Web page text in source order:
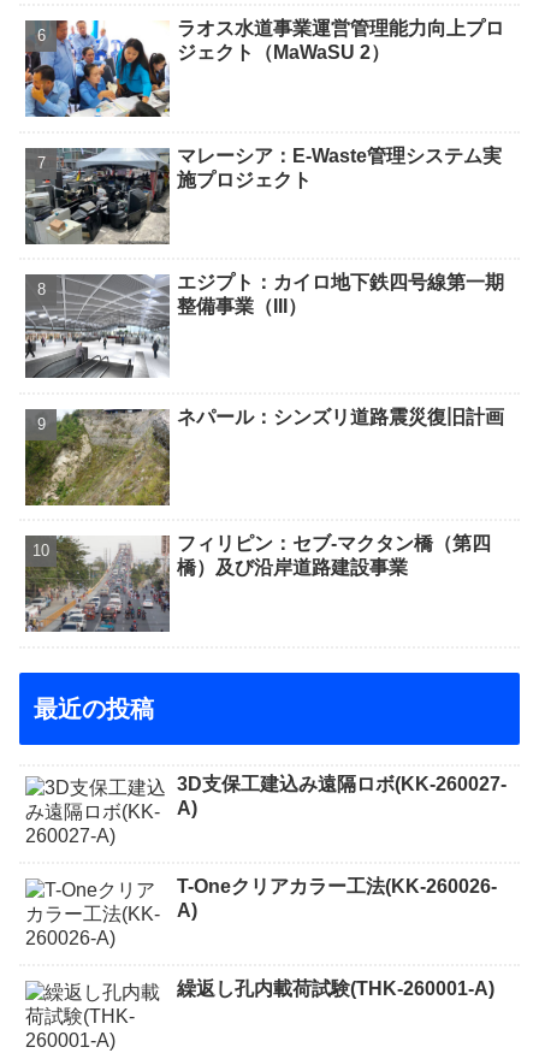
ラオス水道事業運営管理能力向上プロ
ジェクト（MaWaSU 2）
マレーシア：E-Waste管理システム実
施プロジェクト
エジプト：カイロ地下鉄四号線第一期
整備事業（III）
ネパール：シンズリ道路震災復旧計画
フィリピン：セブ-マクタン橋（第四
橋）及び沿岸道路建設事業
最近の投稿
3D支保工建込み遠隔ロボ(KK-260027-
A)
T-Oneクリアカラー工法(KK-260026-
A)
繰返し孔内載荷試験(THK-260001-A)